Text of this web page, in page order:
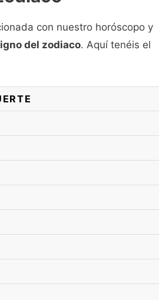
con nuestro horóscopo y
del zodiaco. Aquí tenéis el